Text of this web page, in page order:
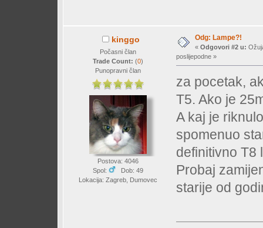
kinggo
Počasni član
Trade Count: (0)
Punopravni član
Postova: 4046
Spol:
Dob: 49
Lokacija: Zagreb, Dumovec
Odg: Lampe?!
« Odgovori #2 u:
poslijepodne »
za pocetak,
T5. Ako je
A kaj je
spomenuo
definitivno T8
Probaj
starije od